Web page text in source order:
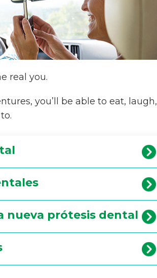
real you.
you’ll be able to eat, laugh,
nueva prótesis dental